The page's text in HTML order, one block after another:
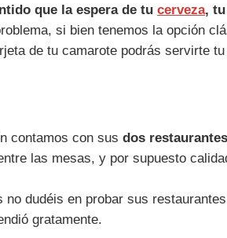
que la espera de tucerveza,
si bien tenemos la opción
de tu camarote podrás servirte
contamos con susdos
las mesas, y por supuesto
no dudéis en probar sus
gratamente.